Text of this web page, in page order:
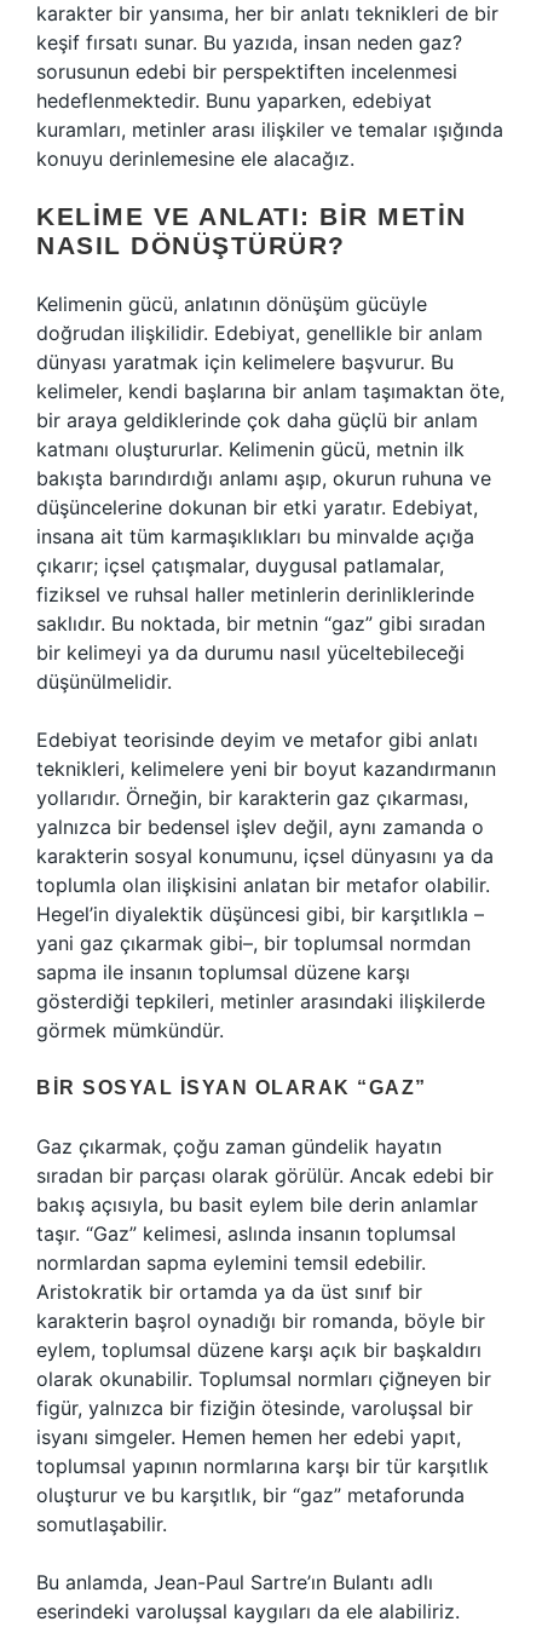
karakter bir yansıma, her bir anlatı teknikleri de bir
keşif fırsatı sunar. Bu yazıda, insan neden gaz?
sorusunun edebi bir perspektiften incelenmesi
hedeflenmektedir. Bunu yaparken, edebiyat
kuramları, metinler arası ilişkiler ve temalar ışığında
konuyu derinlemesine ele alacağız.
KELIME VE ANLATI: BIR METIN
NASIL DÖNÜŞTÜRÜR?
Kelimenin gücü, anlatının dönüşüm gücüyle
doğrudan ilişkilidir. Edebiyat, genellikle bir anlam
dünyası yaratmak için kelimelere başvurur. Bu
kelimeler, kendi başlarına bir anlam taşımaktan öte,
bir araya geldiklerinde çok daha güçlü bir anlam
katmanı oluştururlar. Kelimenin gücü, metnin ilk
bakışta barındırdığı anlamı aşıp, okurun ruhuna ve
düşüncelerine dokunan bir etki yaratır. Edebiyat,
insana ait tüm karmaşıklıkları bu minvalde açığa
çıkarır; içsel çatışmalar, duygusal patlamalar,
fiziksel ve ruhsal haller metinlerin derinliklerinde
saklıdır. Bu noktada, bir metnin “gaz” gibi sıradan
bir kelimeyi ya da durumu nasıl yüceltebileceği
düşünülmelidir.
Edebiyat teorisinde deyim ve metafor gibi anlatı
teknikleri, kelimelere yeni bir boyut kazandırmanın
yollarıdır. Örneğin, bir karakterin gaz çıkarması,
yalnızca bir bedensel işlev değil, aynı zamanda o
karakterin sosyal konumunu, içsel dünyasını ya da
toplumla olan ilişkisini anlatan bir metafor olabilir.
Hegel’in diyalektik düşüncesi gibi, bir karşıtlıkla –
yani gaz çıkarmak gibi–, bir toplumsal normdan
sapma ile insanın toplumsal düzene karşı
gösterdiği tepkileri, metinler arasındaki ilişkilerde
görmek mümkündür.
BIR SOSYAL İSYAN OLARAK “GAZ”
Gaz çıkarmak, çoğu zaman gündelik hayatın
sıradan bir parçası olarak görülür. Ancak edebi bir
bakış açısıyla, bu basit eylem bile derin anlamlar
taşır. “Gaz” kelimesi, aslında insanın toplumsal
normlardan sapma eylemini temsil edebilir.
Aristokratik bir ortamda ya da üst sınıf bir
karakterin başrol oynadığı bir romanda, böyle bir
eylem, toplumsal düzene karşı açık bir başkaldırı
olarak okunabilir. Toplumsal normları çiğneyen bir
figür, yalnızca bir fiziğin ötesinde, varoluşsal bir
isyanı simgeler. Hemen hemen her edebi yapıt,
toplumsal yapının normlarına karşı bir tür karşıtlık
oluşturur ve bu karşıtlık, bir “gaz” metaforunda
somutlaşabilir.
Bu anlamda, Jean-Paul Sartre’ın Bulantı adlı
eserindeki varoluşsal kaygıları da ele alabiliriz.